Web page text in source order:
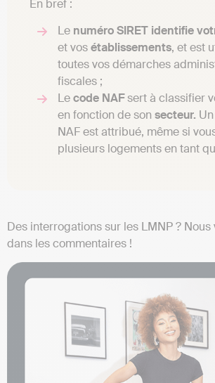
En bref :
Le numéro SIRET identifie
et vosétablissements, et est
toutes vos démarches
fiscales ;
Lecode NAFsert à classifier
en fonction de son secteur.
NAF est attribué, même si
plusieurs logements en tant
Des interrogations sur les LMNP ?
dans les commentaires !